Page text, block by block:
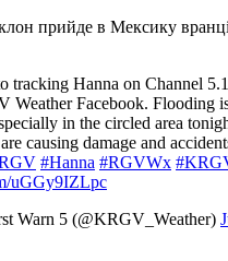
прийде в Мексику
tracking Hanna on Channel
Weather Facebook. Flooding
in the circled area
causing damage and
#Hanna #RGVWx
uGGy9IZLpc
Warn 5 (@KRGV_Weather)